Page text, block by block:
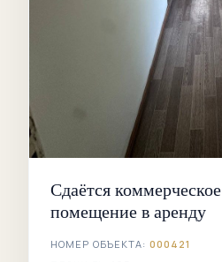
Сдаётся коммерческое
помещение в аренду
НОМЕР ОБЪЕКТА: 000421